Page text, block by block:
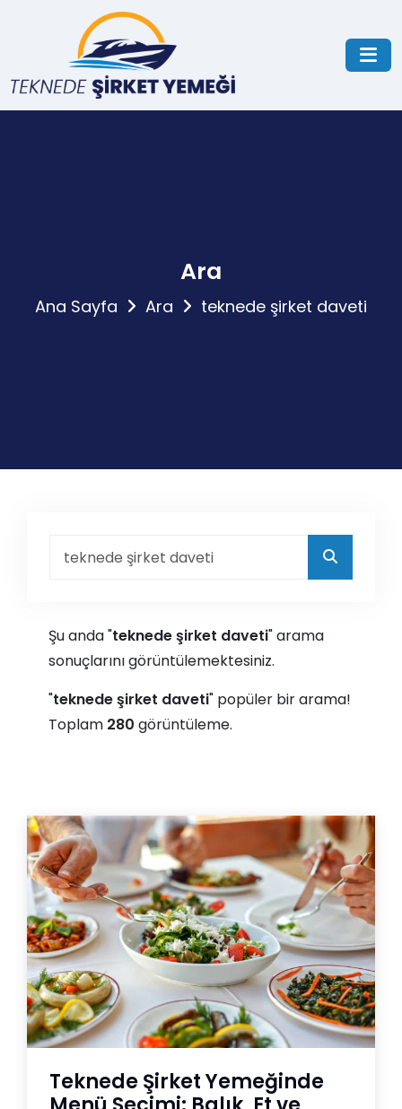
Ara
Ana Sayfa Ara teknede şirket daveti
Şu anda "teknede şirket daveti" arama
sonuçlarını görüntülemektesiniz.
"teknede şirket daveti" popüler bir arama!
Toplam 280 görüntüleme.
Teknede Şirket Yemeğinde